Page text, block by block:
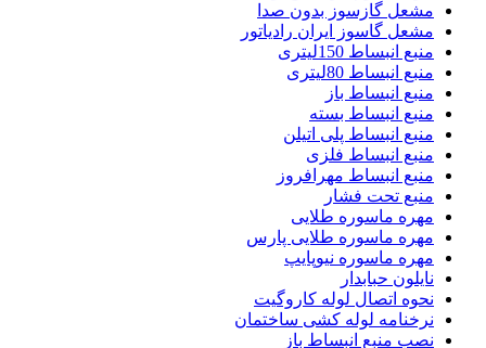
مشعل گازسوز بدون صدا
مشعل گاسوز ایران رادیاتور
منبع انبساط 150لیتری
منبع انبساط 80لیتری
منبع انبساط باز
منبع انبساط بسته
منبع انبساط پلی اتیلن
منبع انبساط فلزی
منبع انبساط مهرافروز
منبع تحت فشار
مهره ماسوره طلایی
مهره ماسوره طلایی پارس
مهره ماسوره نیوپایپ
نایلون حبابدار
نحوه اتصال لوله کاروگیت
نرخنامه لوله کشی ساختمان
نصب منبع انبساط باز